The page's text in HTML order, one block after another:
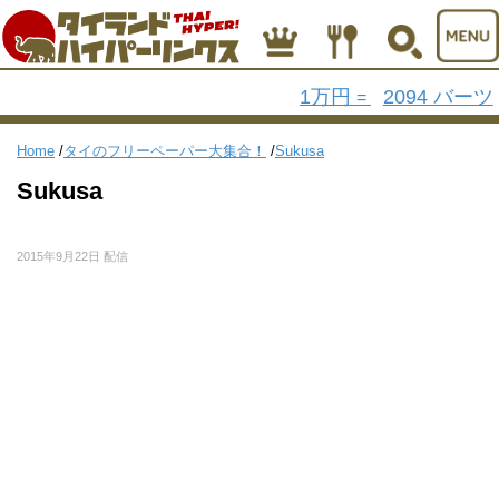
1万円 = 2094 バーツ
Home /タイのフリーペーパー大集合！ /Sukusa
Sukusa
2015年9月22日 配信